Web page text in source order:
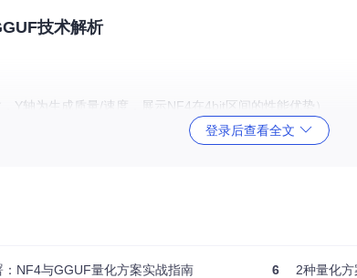
技术解析
Y轴为生成质量/速度，展示NF4在4bit区间的性能优势）
量化）
较快（预量化文件）
登录后查看全文
NF4与GGUF量化方案实战指南 6 2种量化